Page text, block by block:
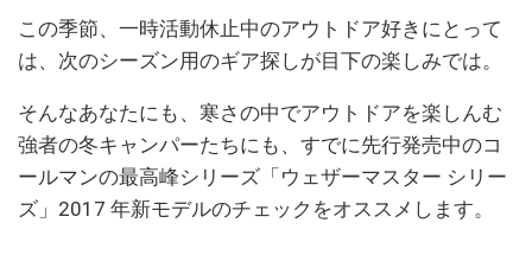
この季節、一時活動休止中のアウトドア好きにとって
は、次のシーズン用のギア探しが目下の楽しみでは。
そんなあなたにも、寒さの中でアウトドアを楽しんむ
強者の冬キャンパーたちにも、すでに先行発売中のコ
ールマンの最高峰シリーズ「ウェザーマスター シリー
ズ」2017 年新モデルのチェックをオススメします。